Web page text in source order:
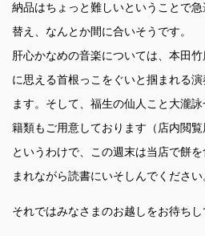
納品はちょっと難しいということで
替え、なんとか間に合いそうです。
肝心かなめの音楽については、本田
に思える首根っこをぐいと掴まれる
ます。そして、福生の仙人こと大瀧
籍類もご用意しております（店内閲覧
というわけで、この週末は当店で餅
まれながら読書にいそしんでください
それではみなさまのお越しをお待ちし